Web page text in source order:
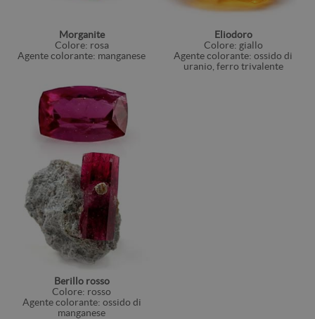
Morganite
Colore: rosa
Agente colorante: manganese
Eliodoro
Colore: giallo
Agente colorante: ossido di
uranio, ferro trivalente
Berillo rosso
Colore: rosso
Agente colorante: ossido di
manganese